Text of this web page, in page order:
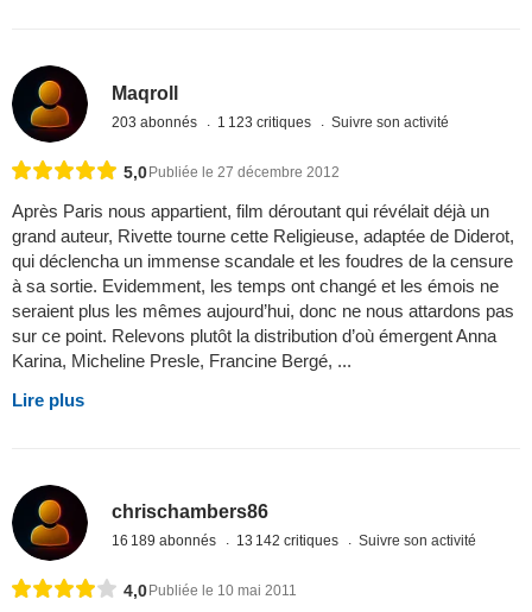
Maqroll
203 abonnés 1 123 critiques Suivre son activité
5,0Publiée le 27 décembre 2012
Après Paris nous appartient, film déroutant qui révélait déjà un
grand auteur, Rivette tourne cette Religieuse, adaptée de Diderot,
qui déclencha un immense scandale et les foudres de la censure
à sa sortie. Evidemment, les temps ont changé et les émois ne
seraient plus les mêmes aujourd’hui, donc ne nous attardons pas
sur ce point. Relevons plutôt la distribution d’où émergent Anna
Karina, Micheline Presle, Francine Bergé, ...
Lire plus
chrischambers86
16 189 abonnés 13 142 critiques Suivre son activité
4,0 Publiée le 10 mai 2011